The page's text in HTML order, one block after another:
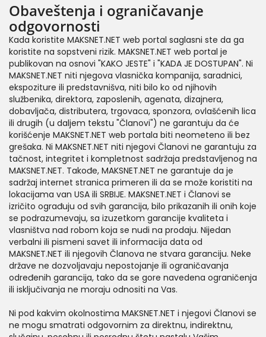
Obaveštenja i ograničavanje
odgovornosti
Kada koristite MAKSNET.NET web portal saglasni ste da ga
koristite na sopstveni rizik. MAKSNET.NET web portal je
publikovan na osnovi "KAKO JESTE" i "KADA JE DOSTUPAN". Ni
MAKSNET.NET niti njegova vlasnička kompanija, saradnici,
ekspoziture ili predstavnišva, niti bilo ko od njihovih
službenika, direktora, zaposlenih, agenata, dizajnera,
dobavljača, distributera, trgovaca, sponzora, ovlašćenih lica
ili drugih (u daljem tekstu "Članovi") ne garantuju da će
korišćenje MAKSNET.NET web portala biti neometeno ili bez
grešaka. Ni MAKSNET.NET niti njegovi Članovi ne garantuju za
tačnost, integritet i kompletnost sadržaja predstavljenog na
MAKSNET.NET. Takođe, MAKSNET.NET ne garantuje da je
sadržaj internet stranica primeren ili da se može koristiti na
lokacijama van USA ili SRBIJE. MAKSNET.NET i Članovi se
izričito ograđuju od svih garancija, bilo prikazanih ili onih koje
se podrazumevaju, sa izuzetkom garancije kvaliteta i
vlasništva nad robom koja se nudi na prodaju. Nijedan
verbalni ili pismeni savet ili informacija data od
MAKSNET.NET ili njegovih Članova ne stvara garanciju. Neke
države ne dozvoljavaju nepostojanje ili ograničavanja
određenih garancija, tako da se gore navedena ograničenja
ili isključivanja ne moraju odnositi na Vas.
Ni pod kakvim okolnostima MAKSNET.NET i njegovi Članovi se
ne mogu smatrati odgovornim za direktnu, indirektnu,